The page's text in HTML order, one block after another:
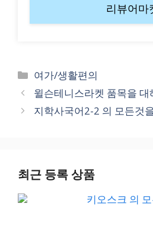
리뷰어마
Categories
여가/생활편의
윌슨테니스라켓 품목을 대
지학사국어2-2 의 모든것
최근 등록 상품
키오스크 의